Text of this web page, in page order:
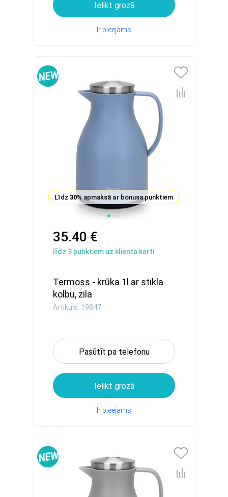
Ielikt grozā
Ir pieejams
Līdz 30%apmaksā ar bonusa punktiem
35.40 €
līdz 3 punktiem uz klienta karti
Termoss - krūka 1l ar stikla
kolbu, zila
Artikuls: 19847
Pasūtīt pa telefonu
Ielikt grozā
Ir pieejams